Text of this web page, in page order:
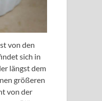
von den
sich in
längst dem
größeren
von der